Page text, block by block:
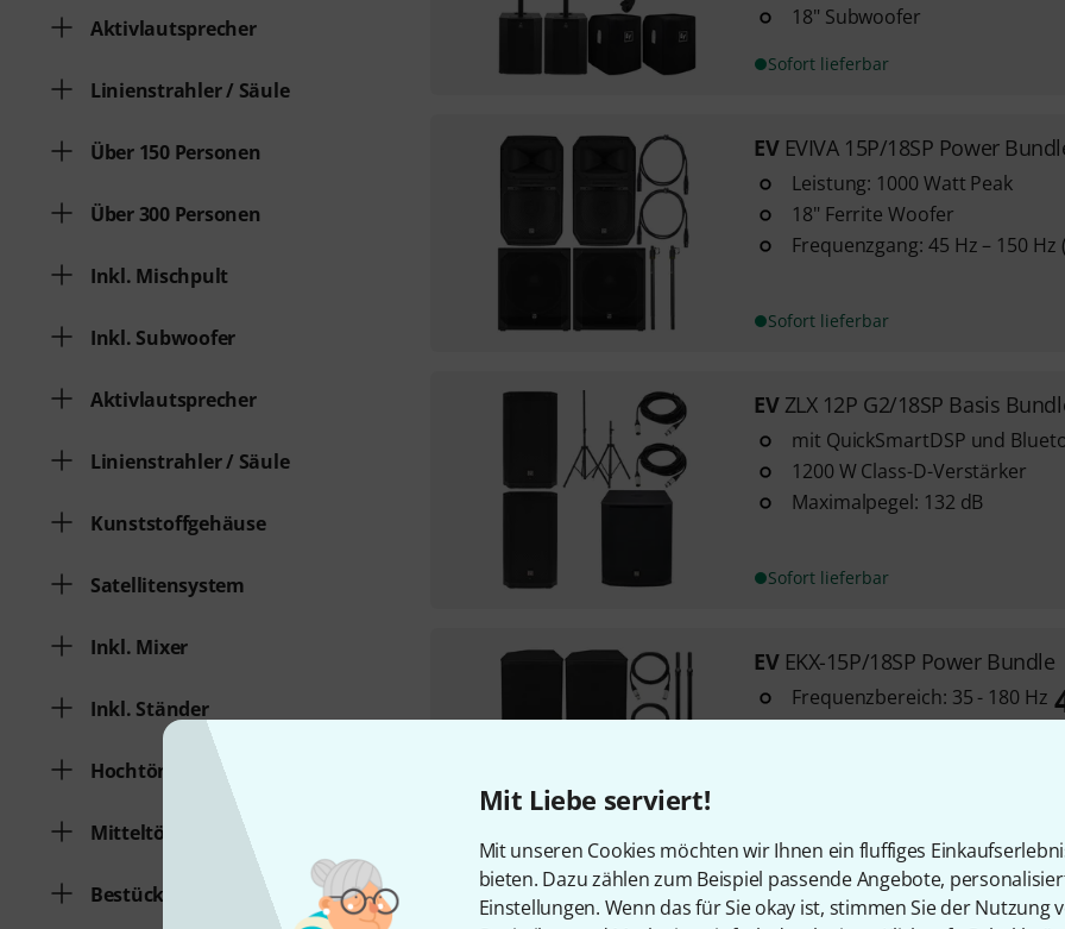
Mit Liebe serviert!
Mit unseren Cookies möchten wir Ihnen ein fluffiges
bieten. Dazu zählen zum Beispiel passende Angebote,
Einstellungen. Wenn das für Sie okay ist, stimmen Sie der Nutzung
Aktivlautsprecher
Linienstrahler / Säule
Über 150 Personen
Über 300 Personen
Inkl. Mischpult
Inkl. Subwoofer
Aktivlautsprecher
Linienstrahler / Säule
Kunststoffgehäuse
Satellitensystem
Inkl. Mixer
Inkl. Ständer
Hochtöner 1" und größer
Mitteltöner im Topteil
Bestückung der Tieftöner
18" Subwoofer
Sofort lieferbar
EV EVIVA 15P/18SP Power
Leistung: 1000 Watt Peak
18" Ferrite Woofer
Frequenzgang: 45 Hz – 150 Hz
Sofort lieferbar
EV ZLX 12P G2/18SP Basis
mit QuickSmartDSP und
1200 W Class-D-Verstärker
Maximalpegel: 132 dB
Sofort lieferbar
EV EKX-15P/18SP Power Bundle
Frequenzbereich: 35 - 180 Hz
Maximalpegel: 134 dB
EVEVIVA 12P/18SP Power